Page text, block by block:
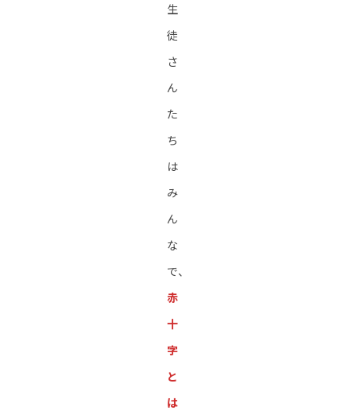
生
徒
さ
ん
た
ち
は
み
ん
な
で、
赤
十
字
と
は